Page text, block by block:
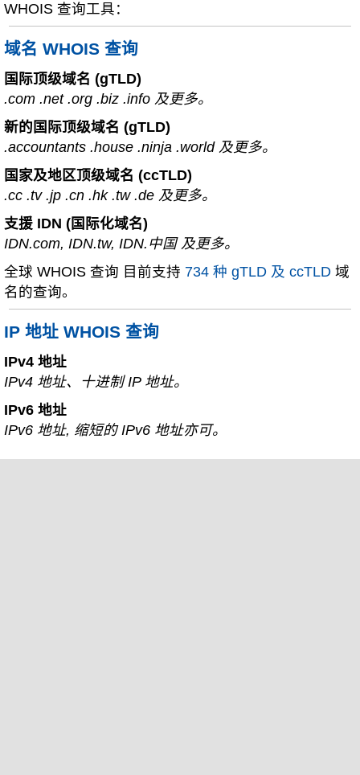
WHOIS 查询工具：
域名 WHOIS 查询
国际顶级域名 (gTLD)
.com .net .org .biz .info 及更多。
新的国际顶级域名 (gTLD)
.accountants .house .ninja .world 及更多。
国家及地区顶级域名 (ccTLD)
.cc .tv .jp .cn .hk .tw .de 及更多。
支援 IDN (国际化域名)
IDN.com, IDN.tw, IDN.中国 及更多。
全球 WHOIS 查询 目前支持 734 种 gTLD 及 ccTLD 域
名的查询。
IP 地址 WHOIS 查询
IPv4 地址
IPv4 地址、十进制 IP 地址。
IPv6 地址
IPv6 地址, 缩短的 IPv6 地址亦可。